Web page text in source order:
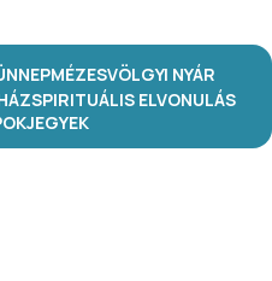
MÉZESVÖLGYI NYÁR
SPIRITUÁLIS ELVONULÁS
JEGYEK